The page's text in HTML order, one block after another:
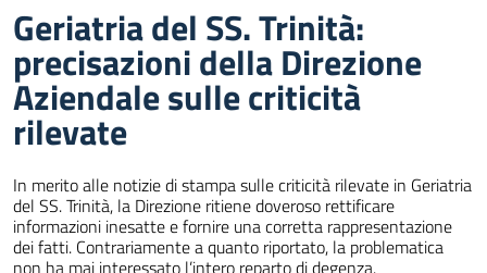
Geriatria del SS. Trinità:
precisazioni della Direzione
Aziendale sulle criticità
rilevate
In merito alle notizie di stampa sulle criticità rilevate in Geriatria
del SS. Trinità, la Direzione ritiene doveroso rettificare
informazioni inesatte e fornire una corretta rappresentazione
dei fatti. Contrariamente a quanto riportato, la problematica
non ha mai interessato l’intero reparto di degenza.